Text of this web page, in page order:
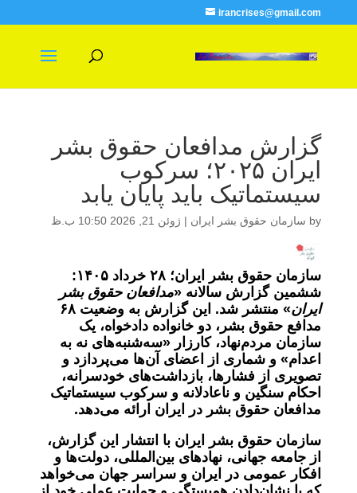
irancrises@gmail.com
گزارش مدافعان حقوق بشر
ایران ۲۰۲۵؛ سرکوب
سیستماتیک باید پایان یابد
by سازمان حقوق بشر ایران | ژوئن 21, 2026 10:50 ب.ظ
سازمان حقوق بشر ایران؛ ۲۸ خرداد ۱۴۰۵:
ششمین گزارش سالانه «مدافعان حقوق بشر
ایران
» منتشر شد. این گزارش به وضعیت ۶۸
مدافع حقوق بشر، دو خانواده دادخواه، یک
سازمان مردم‌نهاد، کارزار «سه‌شنبه‌های نه به
اعدام» و شماری از اعضای آن‌ها می‌پردازد و
تصویری از فشارها، بازداشت‌های خودسرانه،
احکام سنگین و ناعادلانه و سرکوب سیستماتیک
مدافعان حقوق بشر در ایران ارائه می‌دهد.
سازمان حقوق بشر ایران با انتشار این گزارش،
از جامعه جهانی، نهادهای بین‌المللی، دولت‌ها و
افکار عمومی در ایران و سراسر جهان می‌خواهد